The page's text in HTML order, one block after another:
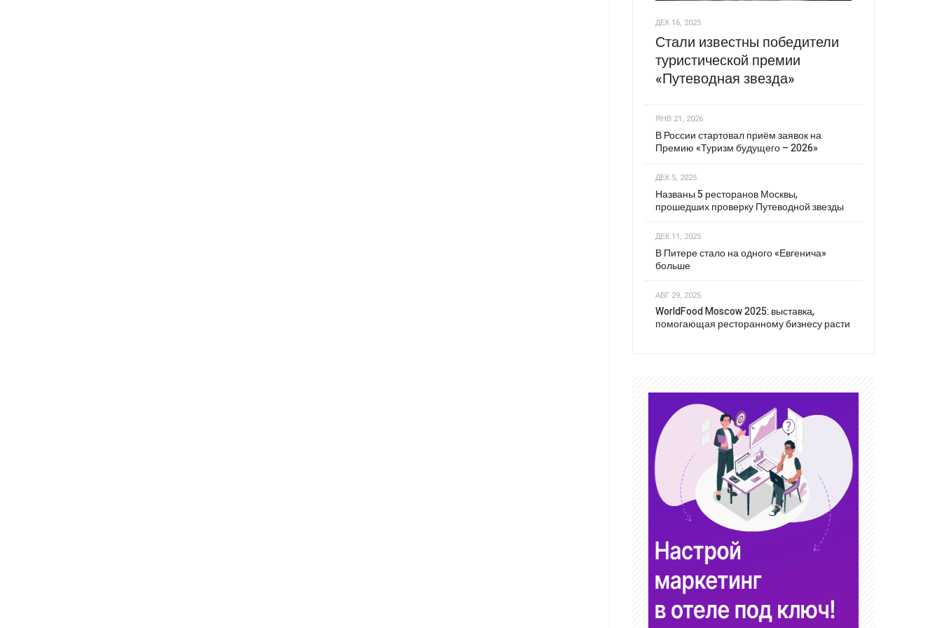
ДЕК 16, 2025
Стали известны победители
туристической премии
«Путеводная звезда»
ЯНВ 21, 2026
В России стартовал приём заявок на
Премию «Туризм будущего – 2026»
ДЕК 5, 2025
Названы 5 ресторанов Москвы,
прошедших проверку Путеводной звезды
ДЕК 11, 2025
В Питере стало на одного «Евгенича»
больше
АВГ 29, 2025
WorldFood Moscow 2025: выставка,
помогающая ресторанному бизнесу расти